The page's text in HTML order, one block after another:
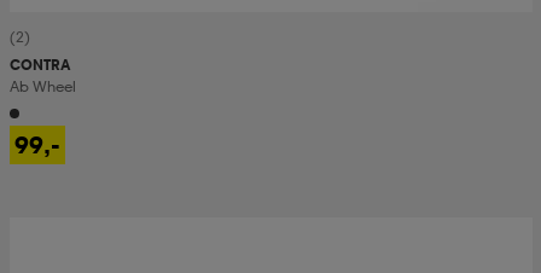
(2)
CONTRA
Ab Wheel
99,-